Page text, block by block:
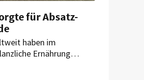
für Absatz-
haben im
Ernährung